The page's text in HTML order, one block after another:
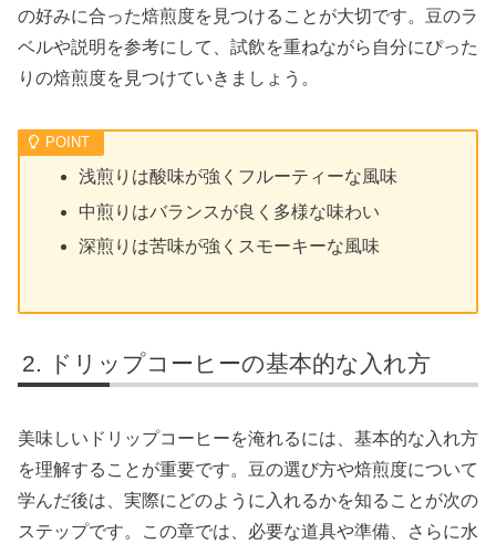
の好みに合った焙煎度を見つけることが大切です。豆のラ
ベルや説明を参考にして、試飲を重ねながら自分にぴった
りの焙煎度を見つけていきましょう。
浅煎りは酸味が強くフルーティーな風味
中煎りはバランスが良く多様な味わい
深煎りは苦味が強くスモーキーな風味
ドリップコーヒーの基本的な入れ方
美味しいドリップコーヒーを淹れるには、基本的な入れ方
を理解することが重要です。豆の選び方や焙煎度について
学んだ後は、実際にどのように入れるかを知ることが次の
ステップです。この章では、必要な道具や準備、さらに水